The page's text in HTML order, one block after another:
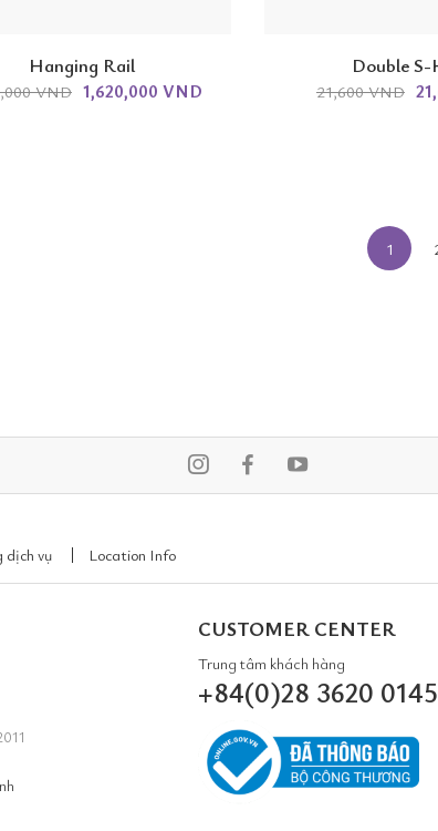
Hanging Rail
VND 1,620,000 VND
Double
21,600 VND
1
dịch vụ Location Info
CUSTOMER CENTER
Trung tâm khách hàng
+84(0)28 3620 0145